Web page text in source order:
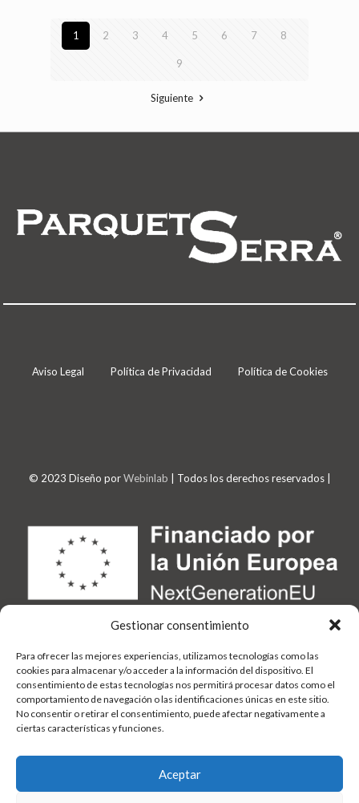
Gestionar consentimiento
Para ofrecer las mejores experiencias, utilizamos tecnologías como las
cookies para almacenar y/o acceder a la información del dispositivo. El
consentimiento de estas tecnologías nos permitirá procesar datos como el
comportamiento de navegación o las identificaciones únicas en este sitio.
No consentir o retirar el consentimiento, puede afectar negativamente a
ciertas características y funciones.
Aceptar
1 2 3 4 5 6 7 8
9
Siguiente
Aviso Legal Política de Privacidad Política de Cookies
© 2023 Diseño porWebinlab | Todos los derechos reservados |